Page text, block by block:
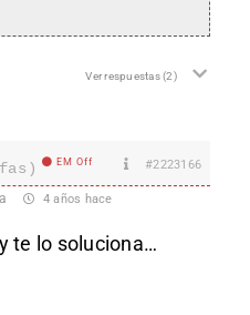
Ver respuestas(2)
EM Off #2223166
4 años hace
te lo soluciona…